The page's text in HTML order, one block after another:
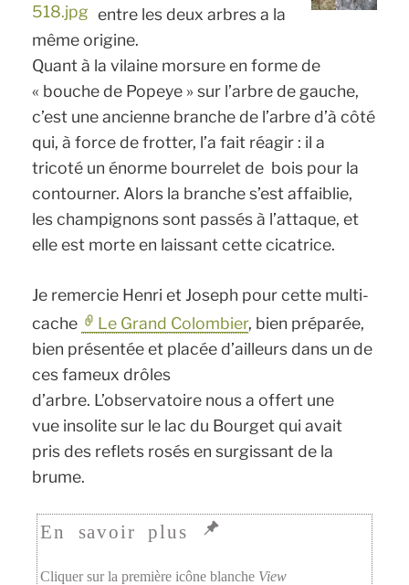
entre les deux arbres a la
même origine.
Quant à la vilaine morsure en forme de
« bouche de Popeye » sur l’arbre de gauche,
c’est une ancienne branche de l’arbre d’à côté
qui, à force de frotter, l’a fait réagir : il a
tricoté un énorme bourrelet de bois pour la
contourner. Alors la branche s’est affaiblie,
les champignons sont passés à l’attaque, et
elle est morte en laissant cette cicatrice.
Je remercie Henri et Joseph pour cette multi-
cache
Le Grand Colombier, bien préparée,
bien présentée et placée d’ailleurs dans un de
ces fameux drôles
d’arbre. L’observatoire nous a offert une
vue insolite sur le lac du Bourget qui avait
pris des reflets rosés en surgissant de la
brume.
Cliquer sur la première icône blanche View